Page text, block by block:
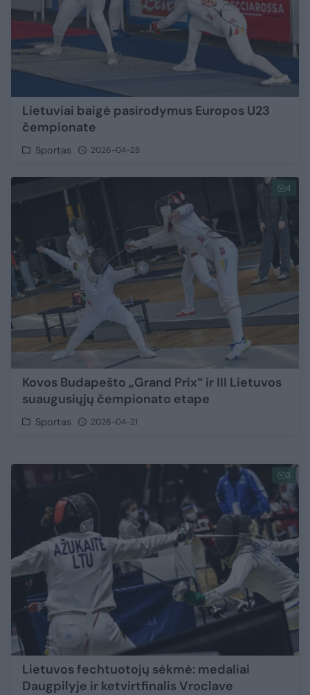
Lietuviai baigė pasirodymus Europos U23
čempionate
Sportas 2026-04-28
4
Kovos Budapešto „Grand Prix“ ir III Lietuvos
suaugusiųjų čempionato etape
Sportas 2026-04-21
3
Lietuvos fechtuotojų sėkmė: medaliai
Daugpilyje ir ketvirtfinalis Vroclave